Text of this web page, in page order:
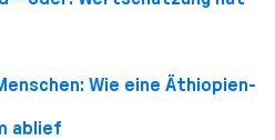
Wie eine Äthiopien-
ablief